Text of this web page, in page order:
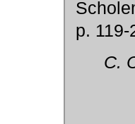
p. 119-
С.